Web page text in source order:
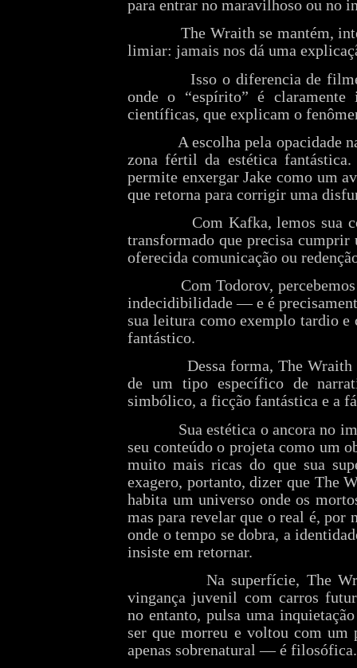
para entrar no maravilhoso ou no
The Wraith se mantém,
limiar: jamais nos dá uma
Isso o diferencia de
onde o “espírito” é
científicas, que explicam o
A escolha pela opacidade
zona fértil da estética
permite enxergar Jake como um
que retorna para corrigir uma
Com Kafka, lemos sua
transformado que precisa cumprir
oferecida comunicação ou
Com Todorov,
indecidibilidade — e é
sua leitura como exemplo tardio
fantástico.
Dessa forma, The
de um tipo específico de
simbólico, a ficção fantástica e a
Sua estética o ancora no
seu conteúdo o projeta como um
muito mais ricas do que sua
exagero, portanto, dizer que The
habita um universo onde os
mas para revelar que o real é, por
onde o tempo se dobra, a
insiste em retornar.
Na superfície, The
vingança juvenil com carros
no entanto, pulsa uma
ser que morreu e voltou com um
apenas sobrenatural — é filosófica.